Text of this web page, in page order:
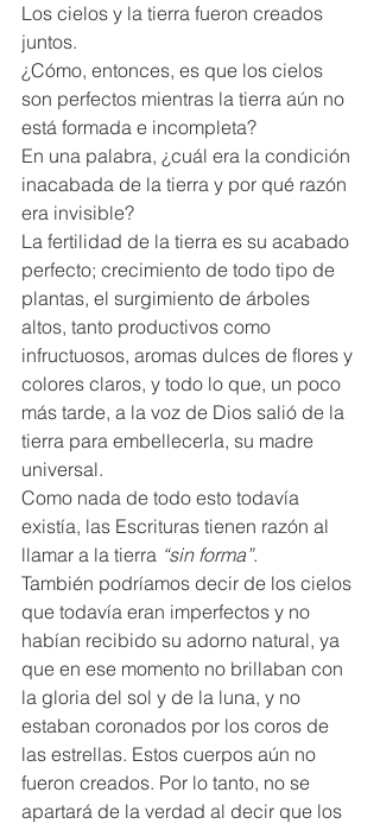
Los cielos y la tierra fueron creados
juntos.
¿Cómo, entonces, es que los cielos
son perfectos mientras la tierra aún no
está formada e incompleta?
En una palabra, ¿cuál era la condición
inacabada de la tierra y por qué razón
era invisible?
La fertilidad de la tierra es su acabado
perfecto; crecimiento de todo tipo de
plantas, el surgimiento de árboles
altos, tanto productivos como
infructuosos, aromas dulces de flores y
colores claros, y todo lo que, un poco
más tarde, a la voz de Dios salió de la
tierra para embellecerla, su madre
universal.
Como nada de todo esto todavía
existía, las Escrituras tienen razón al
llamar a la tierra “sin forma”.
También podríamos decir de los cielos
que todavía eran imperfectos y no
habían recibido su adorno natural, ya
que en ese momento no brillaban con
la gloria del sol y de la luna, y no
estaban coronados por los coros de
las estrellas. Estos cuerpos aún no
fueron creados. Por lo tanto, no se
apartará de la verdad al decir que los